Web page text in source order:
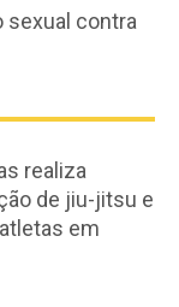
sexual contra
realiza
de jiu-jitsu e
em